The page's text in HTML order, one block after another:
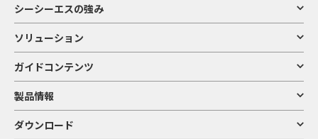
シーシーエスの強み
ソリューション
ガイドコンテンツ
製品情報
ダウンロード